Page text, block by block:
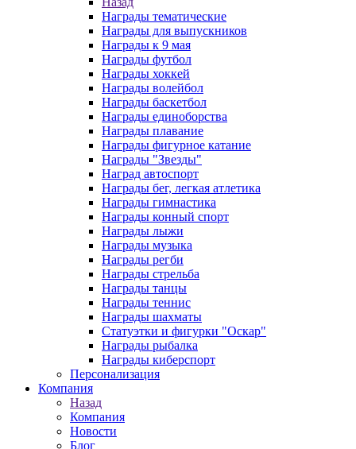
Награды тематические
Награды для выпускников
Награды к 9 мая
Награды футбол
Награды хоккей
Награды волейбол
Награды баскетбол
Награды единоборства
Награды плавание
Награды фигурное катание
Награды "Звезды"
Наград автоспорт
Награды бег, легкая атлетика
Награды гимнастика
Награды конный спорт
Награды лыжи
Награды музыка
Награды регби
Награды стрельба
Награды танцы
Награды теннис
Награды шахматы
Статуэтки и фигурки "Оскар"
Награды рыбалка
Награды киберспорт
Персонализация
Компания
Назад
Компания
Новости
Блог